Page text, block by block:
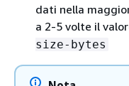
dati nella
a 2-5 volte il
size-bytes